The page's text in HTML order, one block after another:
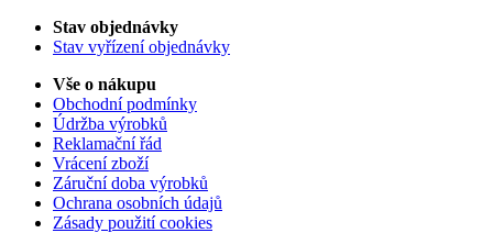
Stav objednávky
Stav vyřízení objednávky
Vše o nákupu
Obchodní podmínky
Údržba výrobků
Reklamační řád
Vrácení zboží
Záruční doba výrobků
Ochrana osobních údajů
Zásady použití cookies